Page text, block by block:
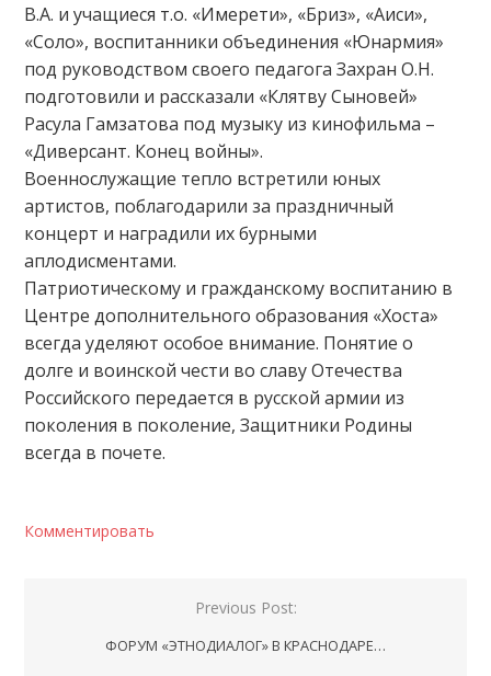
В.А. и учащиеся т.о. «Имерети», «Бриз», «Аиси»,
«Соло», воспитанники объединения «Юнармия»
под руководством своего педагога Захран О.Н.
подготовили и рассказали «Клятву Сыновей»
Расула Гамзатова под музыку из кинофильма –
«Диверсант. Конец войны».
Военнослужащие тепло встретили юных
артистов, поблагодарили за праздничный
концерт и наградили их бурными
аплодисментами.
Патриотическому и гражданскому воспитанию в
Центре дополнительного образования «Хоста»
всегда уделяют особое внимание. Понятие о
долге и воинской чести во славу Отечества
Российского передается в русской армии из
поколения в поколение, Защитники Родины
всегда в почете.
Комментировать
Previous Post:
ФОРУМ «ЭТНОДИАЛОГ» В КРАСНОДАРЕ…